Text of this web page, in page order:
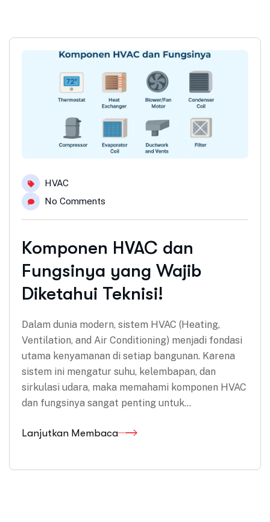
HVAC
No Comments
Komponen HVAC dan
Fungsinya yang Wajib
Diketahui Teknisi!
Dalam dunia modern, sistem HVAC (Heating,
Ventilation, and Air Conditioning) menjadi fondasi
utama kenyamanan di setiap bangunan. Karena
sistem ini mengatur suhu, kelembapan, dan
sirkulasi udara, maka memahami komponen HVAC
dan fungsinya sangat penting untuk…
Lanjutkan Membaca